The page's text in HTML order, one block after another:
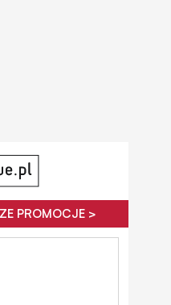
PROMOCJE >